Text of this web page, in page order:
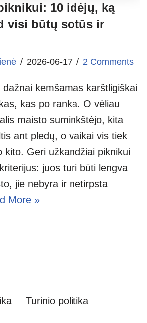
10 idėjų, ką
visi būtų sotūs ir
2026-06-17 2 Comments
dažnai kemšamas karštligiškai
kas po ranka. O vėliau
maisto suminkštėjo, kita
ant pledų, o vaikai vis tiek
kito. Geri užkandžiai piknikui
juos turi būti lengva
jie nebyra ir netirpsta
More »
Turinio politika